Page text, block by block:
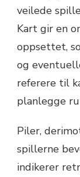
veilede
Kart gir en
oppsettet,
og
referere til
planlegge
Piler,
spillerne
indikerer